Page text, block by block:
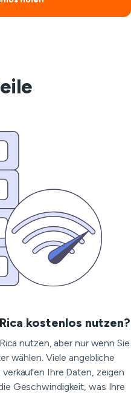
kostenlos nutzen?
nutzen, aber nur wenn Sie
wählen. Viele angebliche
Ihre Daten, zeigen
Geschwindigkeit, was Ihre